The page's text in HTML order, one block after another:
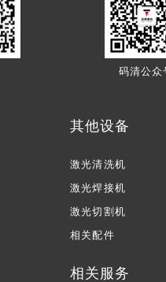
码清公众
其他设备
激光清洗机
激光焊接机
激光切割机
相关配件
相关服务